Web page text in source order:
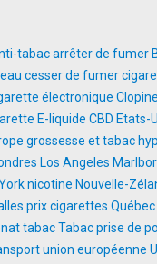
tabacarrêter de fumer
cesser de fumer
électronique
E-liquide CBD Etats-
grossesse et tabac
Los Angeles
nicotine Nouvelle-
prix cigarettes Québec
tabacTabac prise de
union européenne